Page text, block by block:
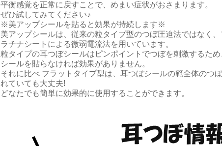
平衡感覚を正常に戻すことで、めまい症状がおさまります。
ぜひ試してみてください♪
※美アップシールを貼ると効果が持続します※
美アップシールは、従来の粒タイプ型のつぼ圧迫法ではなく
ラチナシートによる微弱電流法を用いています。
粒タイプの耳つぼシールはピンポイントでつぼを刺激するた
シールを貼らなければ効果がありません。
それに比べ フラットタイプ型は、耳つぼシールの範全体のつ
れていても大丈夫!
どなたでも簡単に効果的に使用することができます。